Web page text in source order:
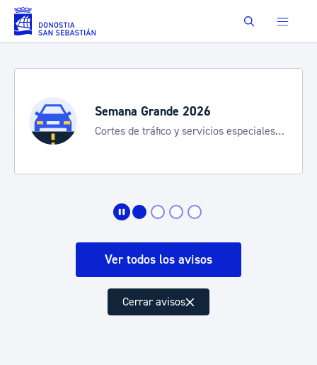
Saltar al contenido principal Buscar
Semana Grande 2026
Cortes de tráfico y servicios especiales
Ver todos los avisos
Cerrar avisos